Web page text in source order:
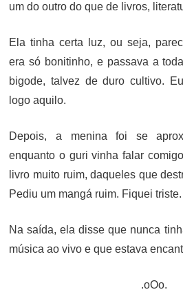
um do outro do que de livros,
Ela tinha certa luz, ou seja,
era só bonitinho, e passava a
bigode, talvez de duro cultivo.
logo aquilo.
Depois, a menina foi se
enquanto o guri vinha falar
livro muito ruim, daqueles que
Pediu um mangá ruim. Fiquei triste.
Na saída, ela disse que nunca
música ao vivo e que estava
.oOo.